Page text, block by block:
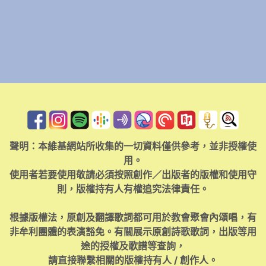
聲明：本維基網站所收集的一切資料僅供參考，並非授權使
用。
使用者若要使用敬請必須按照創作／出版者的版權和使用守
則，版權持有人有權追究法律責任。
根據版權法，原創及翻譯歌詞都可用於教會聚會內頌唱，有
非牟利團體的表演豁免。有關展示原創詩歌歌詞，出版等用
途的授權及歌譜等查詢，
請直接聯繫相關的版權持有人 / 創作人。